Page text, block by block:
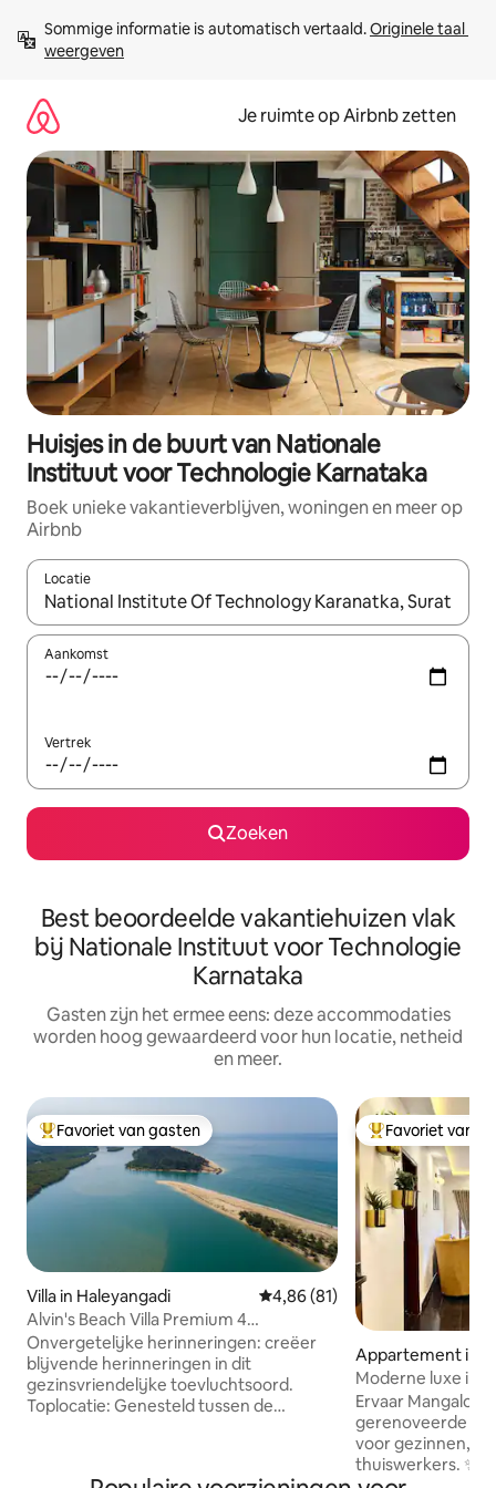
direct
naar
Sommige informatie is automatisch vertaald. Originele taal
weergeven
Je ruimte op Airbnb zetten
Huisjes in de buurt van Nationale
Instituut voor Technologie Karnataka
Boek unieke vakantieverblijven, woningen en meer op
Airbnb
Locatie
Wanneer er suggesties beschikbaar zijn, maak je een keuze
Aankomst
Vertrek
Zoeken
Best beoordeelde vakantiehuizen vlak
bij Nationale Instituut voor Technologie
Karnataka
Gasten zijn het ermee eens: deze accommodaties
worden hoog gewaardeerd voor hun locatie, netheid
en meer.
Topfavoriet van gasten
Favoriet van gasten
Villa in Haleyangadi Gemiddelde beoordeling van
4,86 (81)
Alvin's Beach Villa Premium 4
slaapkamers
Onvergetelijke herinneringen: creëer
blijvende herinneringen in dit
gezinsvriendelijke toevluchtsoord.
Toplocatie: Genesteld tussen de
Topfavoriet van
Favoriet van
Appartement in
Moderne luxe in
Mangalore
Ervaar Mangalore
gerenoveerde
voor gezinnen,
thuiswerkers. ✨ Waarom zou je hier